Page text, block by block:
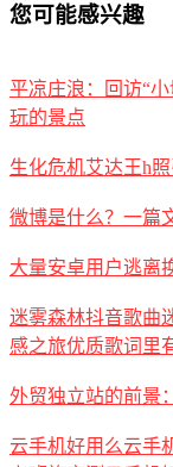
您可能感兴趣
平凉庄浪：回访“
玩的景点
生化危机艾达王h
微博是什么？一篇
大量安卓用户逃离
迷雾森林抖音歌曲
感之旅优质歌词里
外贸独立站的前景
云手机好用么云手